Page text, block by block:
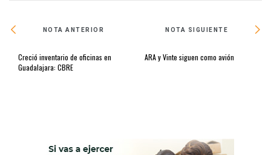
NOTA ANTERIOR
Creció inventario de oficinas en
Guadalajara: CBRE
NOTA SIGUIENTE
ARA y Vinte siguen como avión